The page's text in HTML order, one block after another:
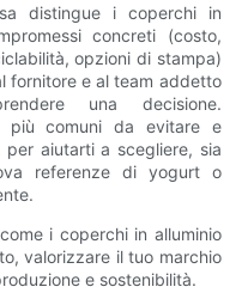
distingue i coperchi in
concreti (costo,
opzioni di stampa)
fornitore e al team addetto
una decisione.
​​più comuni da evitare e
aiutarti a scegliere, sia
referenze di yogurt o
i coperchi in alluminio
valorizzare il tuo marchio
e sostenibilità.